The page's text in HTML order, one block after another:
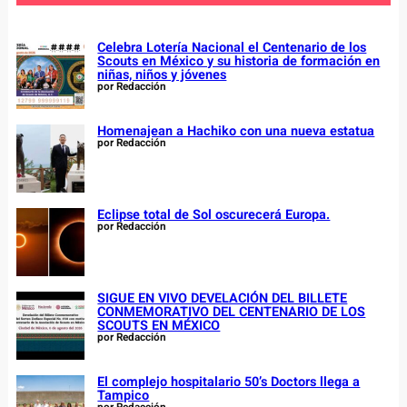
h
Celebra Lotería Nacional el Centenario de los
Scouts en México y su historia de formación en
niñas, niños y jóvenes
por Redacción
Homenajean a Hachiko con una nueva estatua
por Redacción
Eclipse total de Sol oscurecerá Europa.
por Redacción
SIGUE EN VIVO DEVELACIÓN DEL BILLETE
CONMEMORATIVO DEL CENTENARIO DE LOS
SCOUTS EN MÉXICO
por Redacción
El complejo hospitalario 50’s Doctors llega a
Tampico